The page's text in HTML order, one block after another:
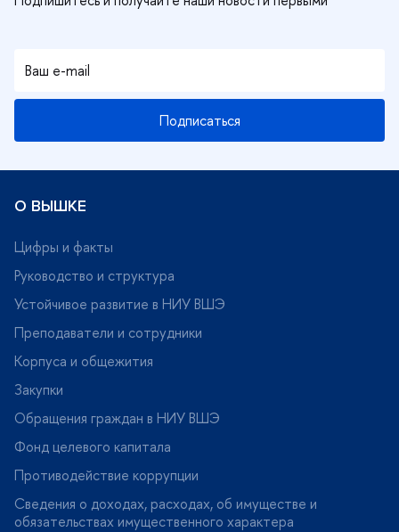
Подписаться
О ВЫШКЕ
Цифры и факты
Руководство и структура
Устойчивое развитие в НИУ ВШЭ
Преподаватели и сотрудники
Корпуса и общежития
Закупки
Обращения граждан в НИУ ВШЭ
Фонд целевого капитала
Противодействие коррупции
Сведения о доходах, расходах, об имуществе и
обязательствах имущественного характера